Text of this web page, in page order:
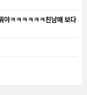
뭐야ㅋㅋㅋㅋㅋㅋ친남매 보다